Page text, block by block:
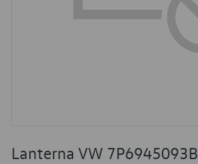
Lanterna VW 7P6945093B